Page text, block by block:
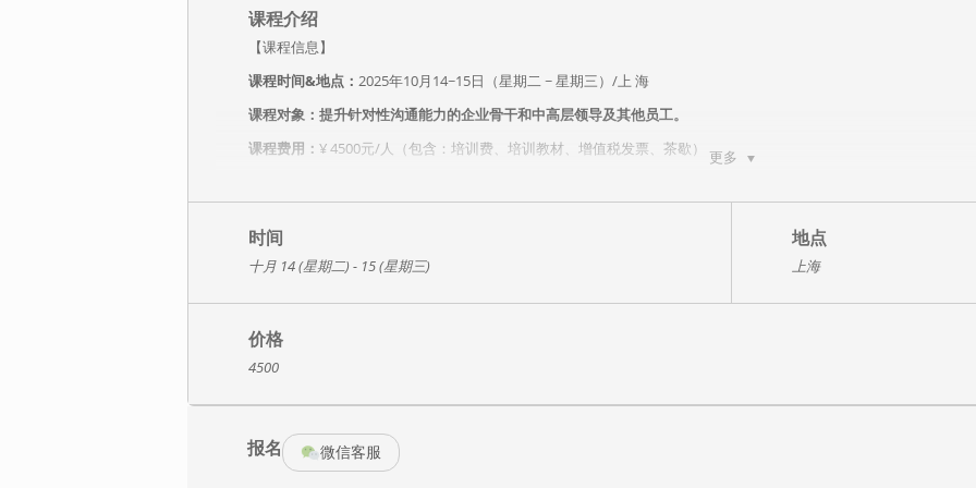
更多
课程介绍
【课程信息】
课程时间&地点： 2025年10月14~15日（星期二 ~ 星期三）/上 海
课程对象：提升针对性沟通能力的企业骨干和中高层领导及其他员工。
课程费用： ¥ 4500元/人（包含：培训费、培训教材、增值税发票、茶歇）
效率、建立良好的人际关系、对内改善协作关系和管理效果、对外提升销量和服务品质；达到认识自己认识他人的作
2、了解情绪对沟通的影响和一致性沟通，了解性格对沟通的制约；
3、在反省自身谈话方式、身体语言、盲区和失真的滤镜的基础上，系统提升学员领导力之深度沟通能力；
4、通过大自然冥想，在现场帮助学员集体减压。
【课程大纲】
时间
十月 14 (星期二) - 15 (星期三)
地点
上海
价格
4500
报名 微信客服